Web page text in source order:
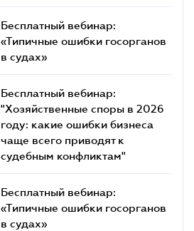
Бесплатный вебинар:
«Типичные ошибки госорганов
в судах»
Бесплатный вебинар:
"Хозяйственные споры в 2026
году: какие ошибки бизнеса
чаще всего приводят к
судебным конфликтам"
Бесплатный вебинар:
«Типичные ошибки госорганов
в судах»